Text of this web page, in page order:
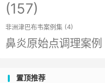
(157)
非洲津巴布韦案例集 (4)
鼻炎原始点调理案例
置顶推荐